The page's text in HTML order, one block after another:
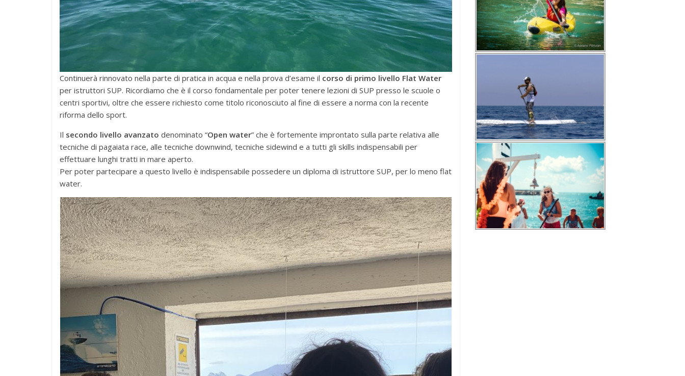
Continuerà rinnovato nella parte di pratica in acqua e nella prova d’esame il corso di primo livello Flat Water
per istruttori SUP. Ricordiamo che è il corso fondamentale per poter tenere lezioni di SUP presso le scuole o
centri sportivi, oltre che essere richiesto come titolo riconosciuto al fine di essere a norma con la recente
riforma dello sport.
Il secondo livello avanzato denominato “Open water” che è fortemente improntato sulla parte relativa alle
tecniche di pagaiata race, alle tecniche downwind, tecniche sidewind e a tutti gli skills indispensabili per
effettuare lunghi tratti in mare aperto.
Per poter partecipare a questo livello è indispensabile possedere un diploma di istruttore SUP, per lo meno flat
water.